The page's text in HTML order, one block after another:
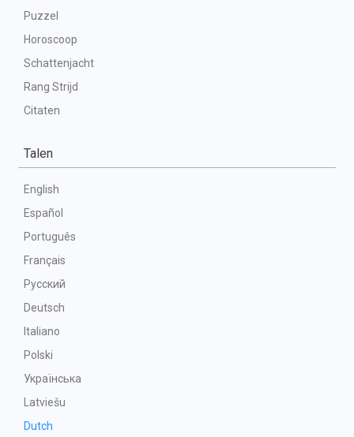
Puzzel
Horoscoop
Schattenjacht
Rang Strijd
Citaten
Talen
English
Español
Português
Français
Русский
Deutsch
Italiano
Polski
Українська
Latviešu
Dutch